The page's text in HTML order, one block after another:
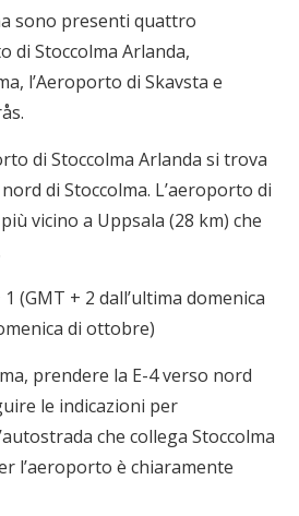
sono presenti quattro
di Stoccolma Arlanda,
l’Aeroporto di Skavsta e
di Stoccolma Arlanda si trova
di Stoccolma. L’aeroporto di
vicino a Uppsala (28 km) che
(GMT + 2 dall’ultima domenica
di ottobre)
prendere la E-4 verso nord
le indicazioni per
che collega Stoccolma
l’aeroporto è chiaramente